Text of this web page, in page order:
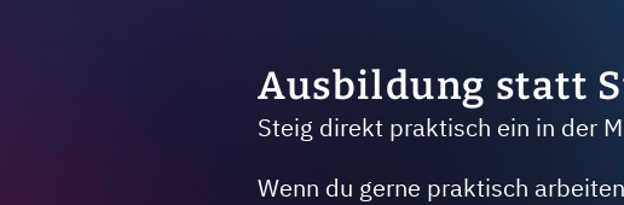
Ausbildung statt
Steig direkt praktisch ein in der
Wenn du gerne praktisch